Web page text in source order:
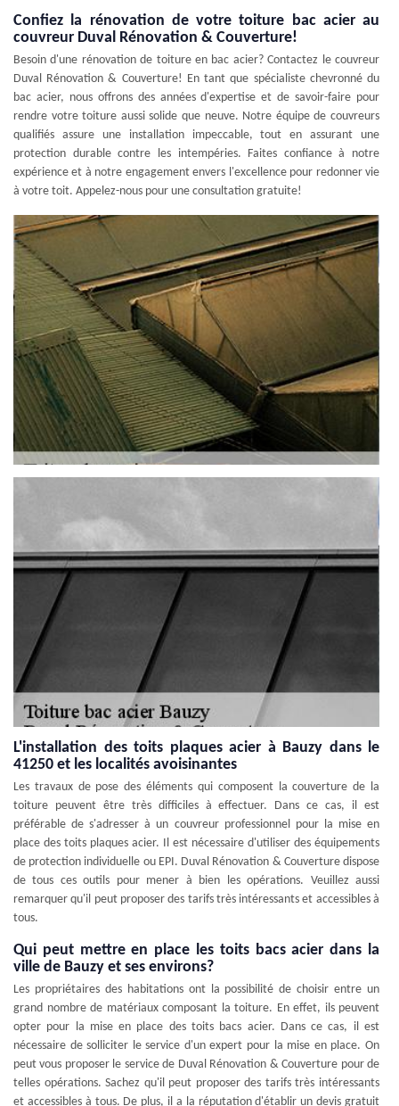
Confiez la rénovation de votre toiture bac acier au
couvreur Duval Rénovation & Couverture!
Besoin d'une rénovation de toiture en bac acier? Contactez le couvreur
Duval Rénovation & Couverture! En tant que spécialiste chevronné du
bac acier, nous offrons des années d'expertise et de savoir-faire pour
rendre votre toiture aussi solide que neuve. Notre équipe de couvreurs
qualifiés assure une installation impeccable, tout en assurant une
protection durable contre les intempéries. Faites confiance à notre
expérience et à notre engagement envers l'excellence pour redonner vie
à votre toit. Appelez-nous pour une consultation gratuite!
L'installation des toits plaques acier à Bauzy dans le
41250 et les localités avoisinantes
Les travaux de pose des éléments qui composent la couverture de la
toiture peuvent être très difficiles à effectuer. Dans ce cas, il est
préférable de s'adresser à un couvreur professionnel pour la mise en
place des toits plaques acier. Il est nécessaire d'utiliser des équipements
de protection individuelle ou EPI. Duval Rénovation & Couverture dispose
de tous ces outils pour mener à bien les opérations. Veuillez aussi
remarquer qu'il peut proposer des tarifs très intéressants et accessibles à
tous.
Qui peut mettre en place les toits bacs acier dans la
ville de Bauzy et ses environs?
Les propriétaires des habitations ont la possibilité de choisir entre un
grand nombre de matériaux composant la toiture. En effet, ils peuvent
opter pour la mise en place des toits bacs acier. Dans ce cas, il est
nécessaire de solliciter le service d'un expert pour la mise en place. On
peut vous proposer le service de Duval Rénovation & Couverture pour de
telles opérations. Sachez qu'il peut proposer des tarifs très intéressants
et accessibles à tous. De plus, il a la réputation d'établir un devis gratuit